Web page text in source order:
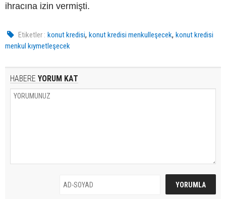
ihracına izin vermişti.
Etiketler : konut kredisi,konut kredisi menkulleşecek,konut kredisi
menkul kıymetleşecek
HABERE YORUM KAT